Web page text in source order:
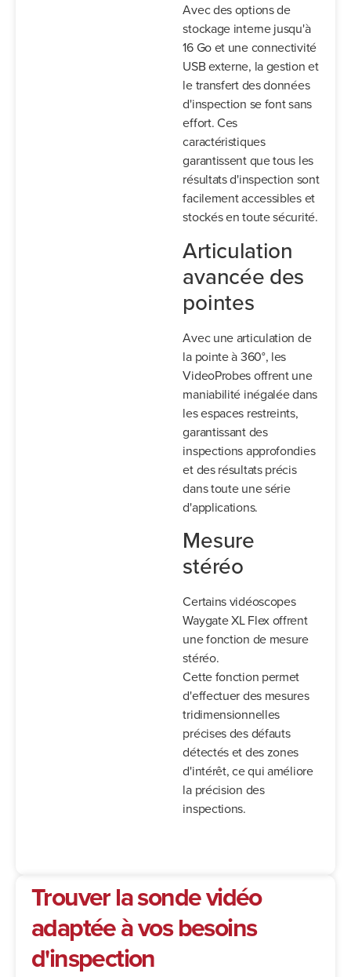
Avec des options de
stockage interne jusqu'à
16 Go et une connectivité
USB externe, la gestion et
le transfert des données
d'inspection se font sans
effort. Ces
caractéristiques
garantissent que tous les
résultats d'inspection sont
facilement accessibles et
stockés en toute sécurité.
Articulation
avancée des
pointes
Avec une articulation de
la pointe à 360°, les
VideoProbes offrent une
maniabilité inégalée dans
les espaces restreints,
garantissant des
inspections approfondies
et des résultats précis
dans toute une série
d'applications.
Mesure
stéréo
Certains vidéoscopes
Waygate XL Flex offrent
une fonction de mesure
stéréo.
Cette fonction permet
d'effectuer des mesures
tridimensionnelles
précises des défauts
détectés et des zones
d'intérêt, ce qui améliore
la précision des
inspections.
Trouver la sonde vidéo
adaptée à vos besoins
d'inspection